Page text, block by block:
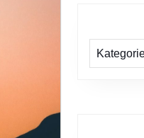
Prediger